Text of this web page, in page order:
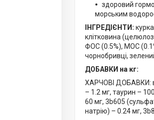
здоровий
морським
ІНГРЕДІЄНТИ:
клітковина
ФОС (0.5%), МОС
чорнобривці,
ДОБАВКИ на кг:
ХАРЧОВІ ДОБАВКИ:
– 1.2 мг, таурин –
60 мг, 3b605
натрію) – 0.24 мг,